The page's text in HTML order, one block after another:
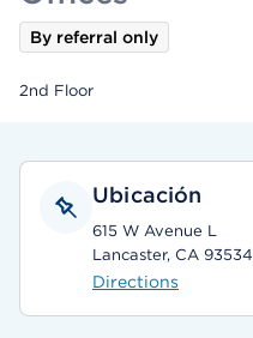
By referral only
2nd Floor
Ubicación
615 W Avenue L
Lancaster, CA 93534
Directions